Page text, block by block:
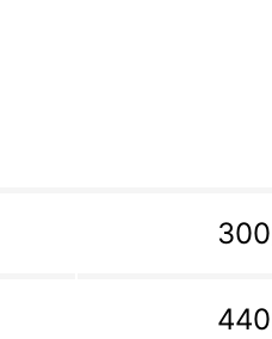
300
440